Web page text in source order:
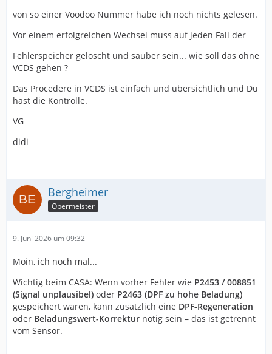
von so einer Voodoo Nummer habe ich noch nichts gelesen.
Vor einem erfolgreichen Wechsel muss auf jeden Fall der
Fehlerspeicher gelöscht und sauber sein... wie soll das ohne
VCDS gehen ?
Das Procedere in VCDS ist einfach und übersichtlich und Du
hast die Kontrolle.
VG
didi
Bergheimer
Obermeister
9. Juni 2026 um 09:32
Moin, ich noch mal...
Wichtig beim CASA: Wenn vorher Fehler wie P2453 / 008851
(Signal unplausibel) oder P2463 (DPF zu hohe Beladung)
gespeichert waren, kann zusätzlich eine DPF-Regeneration
oder Beladungswert-Korrektur nötig sein – das ist getrennt
vom Sensor.